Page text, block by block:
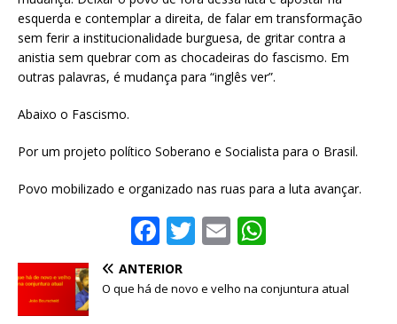
esquerda e contemplar a direita, de falar em transformação
sem ferir a institucionalidade burguesa, de gritar contra a
anistia sem quebrar com as chocadeiras do fascismo. Em
outras palavras, é mudança para “inglês ver”.
Abaixo o Fascismo.
Por um projeto político Soberano e Socialista para o Brasil.
Povo mobilizado e organizado nas ruas para a luta avançar.
F
a
c
T
it
E
ai at
ANTERIOR
O que há de novo e velho na conjuntura atual